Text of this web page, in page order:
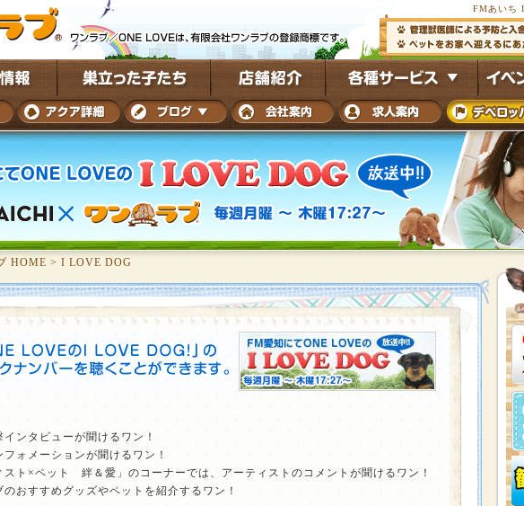
FMあいち
HOME > I LOVE DOG
ンタビューが聞けるワン！
ォメーションが聞けるワン！
スト×ペット 絆＆愛」のコーナーでは、アーティストのコメントが聞けるワン！
おすすめグッズやペットを紹介するワン！